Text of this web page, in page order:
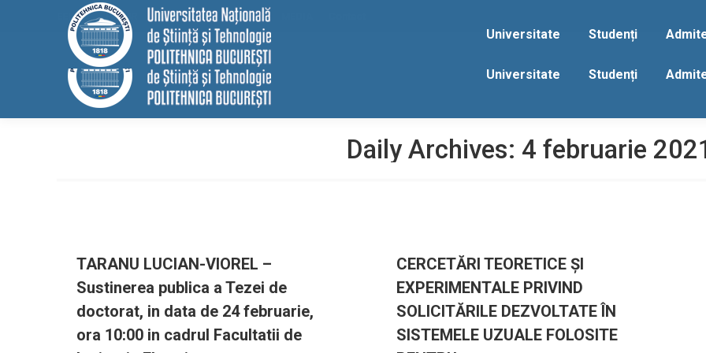
EELISA HRS4R Internațional ALUMNI
Universitate Studenți
Daily Archives: 4 februarie
TARANU LUCIAN-VIOREL –
Sustinerea publica a Tezei de
doctorat, in data de 24 februarie,
ora 10:00 in cadrul Facultatii de
CERCETĂRI TEORETICE ŞI
EXPERIMENTALE PRIVIND
SOLICITĂRILE DEZVOLTATE ÎN
SISTEMELE UZUALE FOLOSITE
Universitate Studenți